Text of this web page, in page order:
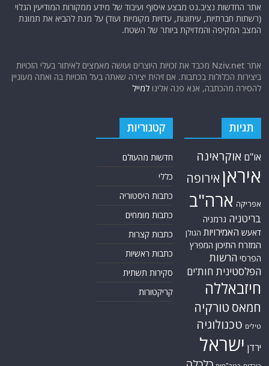
אתר החדשות נציב.נט מבצע איסוף ועיבוד של מידע ממקורות המודיעין הגלוי
(רשתות חברתיות, עיתונות, עדויות מקומיות ועוד) על מנת להביא את תמונת
המצב המקיפה והמדויקת ביותר של השטח.
אתר Nziv.net מכבד את זכויות היוצרים ועושה מאמצים לאיתור בעלי הזכויות
ביצירות הכלולות בכתבות. אם זיהית יצירה שאתה בעל הזכויות בה ואתה מעוניין
להסירה מהכתבה, אנא פנה אלינולמייל
תגיות
או"ם אוקראינה
איראן אירופה
אפריקה ארה"ב
בריטניה גרמניה
דאעש האמירויות הגולן
המזרח התיכון המפרץ
הפרסי הרשות
הפלסטינית חות'ים
חיזבאללה
חמאס טורקיה
טילים טכנולוגיה
ירדן ישראל
קטגוריות
חדשות מהעולם
כללי
כתבות היסטוריה
כתבות מומחים
כתבות קצרות
כתבות ראשיות
סקירות תשתית
קריקטורות